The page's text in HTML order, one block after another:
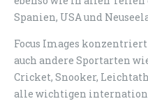
Spanien, USA und
Focus Images
auch andere Sportarten
Cricket, Snooker,
alle wichtigen